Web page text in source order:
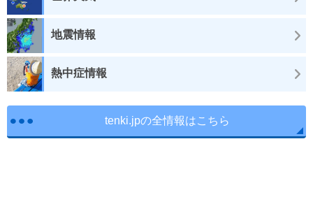
地震情報
熱中症情報
tenki.jpの全情報はこちら